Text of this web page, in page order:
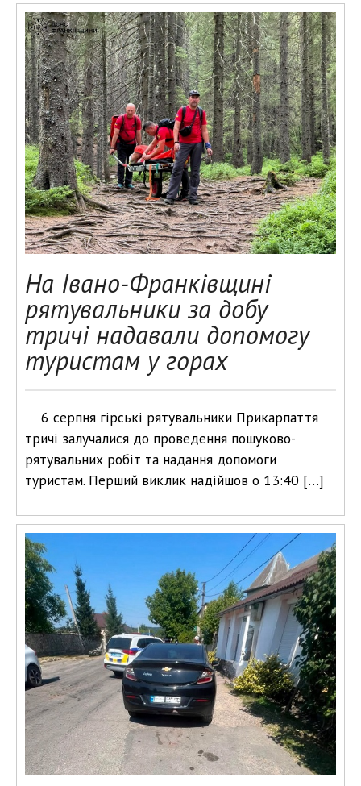
На Івано-Франківщині
рятувальники за добу
тричі надавали допомогу
туристам у горах
6 серпня гірські рятувальники Прикарпаття
тричі залучалися до проведення пошуково-
рятувальних робіт та надання допомоги
туристам. Перший виклик надійшов о 13:40 […]